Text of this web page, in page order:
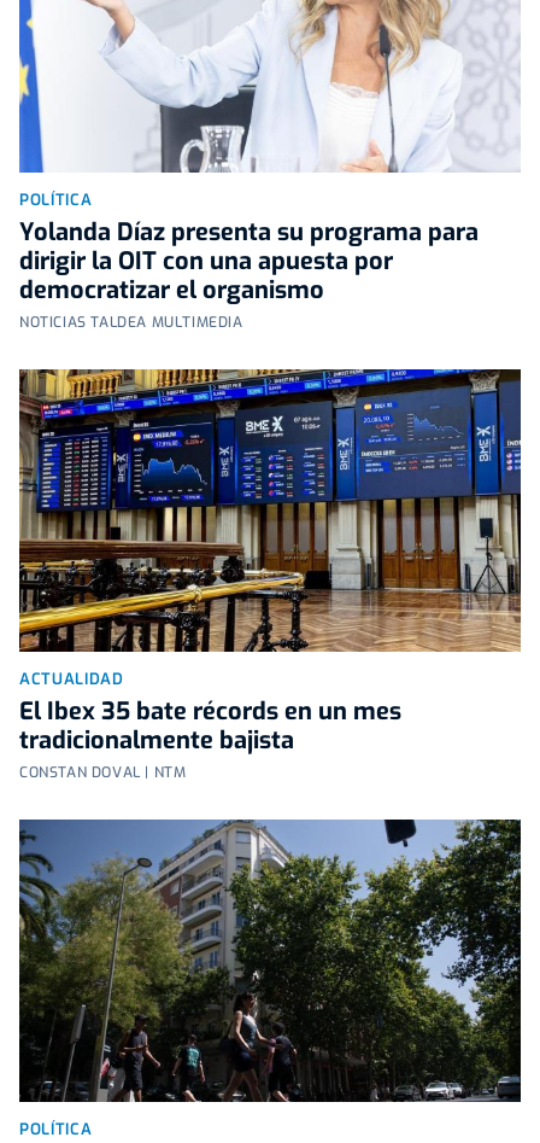
POLÍTICA
Yolanda Díaz presenta su programa para
dirigir la OIT con una apuesta por
democratizar el organismo
NOTICIAS TALDEA MULTIMEDIA
ACTUALIDAD
El Ibex 35 bate récords en un mes
tradicionalmente bajista
CONSTAN DOVAL | NTM
POLÍTICA